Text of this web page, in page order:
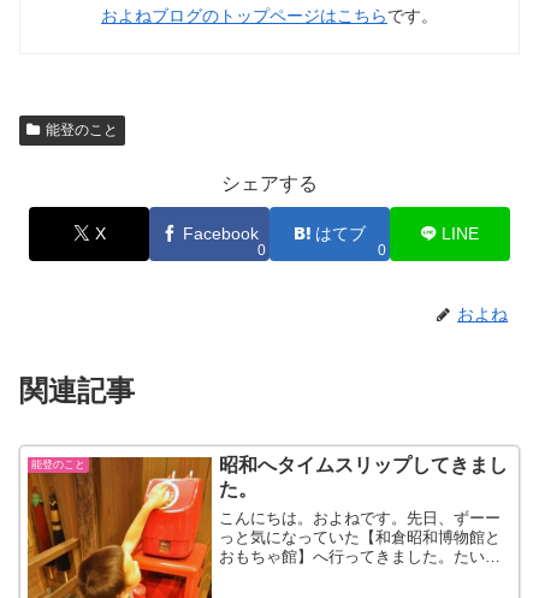
およねブログのトップページはこちらです。
能登のこと
シェアする
X Facebook
0
はてブ
0
LINE
およね
関連記事
能登のこと
昭和へタイムスリップしてきまし
た。
こんにちは。およねです。先日、ずーー
っと気になっていた【和倉昭和博物館と
おもちゃ館】へ行ってきました。たいし